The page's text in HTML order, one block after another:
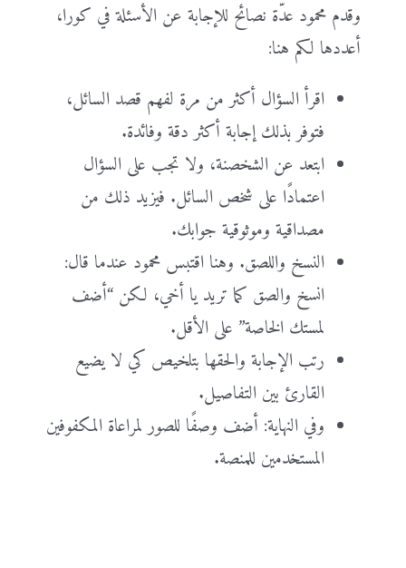
وقدم محمود عدّة نصائح للإجابة عن الأسئلة في كورا،
أعددها لكم هنا:
اقرأ السؤال أكثر من مرة لفهم قصد السائل،
فتوفر بذلك إجابة أكثر دقة وفائدة.
ابتعد عن الشخصنة، ولا تجب على السؤال
اعتمادًا على شخص السائل. فيزيد ذلك من
مصداقية وموثوقية جوابك.
النسخ واللصق. وهنا اقتبس محمود عندما قال:
انسخ والصق كما تريد يا أخي، لكن “أضف
لمستك الخاصة” على الأقل.
رتب الإجابة والحقها بتلخيص كي لا يضيع
القارئ بين التفاصيل.
وفي النهاية: أضف وصفًا للصور لمراعاة المكفوفين
المستخدمين للمنصة.